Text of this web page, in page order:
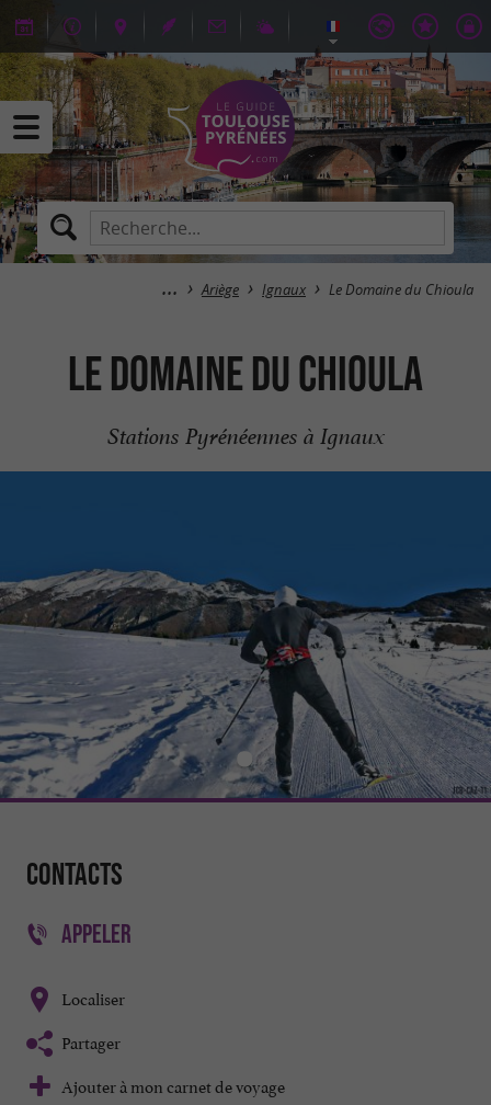
Ariège Ignaux Le Domaine du Chioula
Le Domaine du Chioula
Stations Pyrénéennes à Ignaux
Contacts
APPELER
Localiser
Partager
Ajouter à mon carnet de voyage